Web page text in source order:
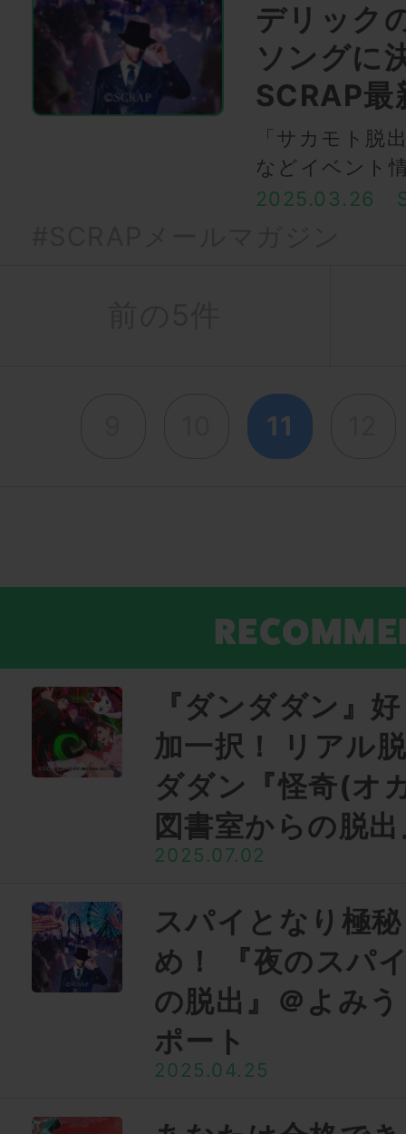
デリック
ソングに
SCRAP最
「サカモト脱
などイベント
2025.03.26
11
『ダンダダン』
加一択！ リアル
ダダン『怪奇(オ
図書室からの脱
2025.07.02
スパイとなり極
め！ 『夜のスパ
の脱出』＠よみ
ポート
2025.04.25